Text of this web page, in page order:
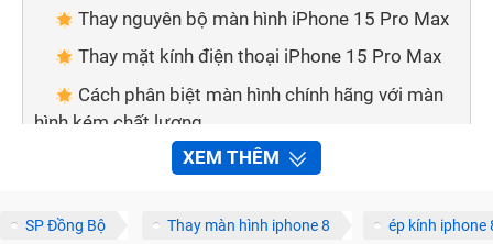
Thay nguyên bộ màn hình iPhone 15 Pro Max
Thay mặt kính điện thoại iPhone 15 Pro Max
Cách phân biệt màn hình chính hãng với màn
hình kém chất lượng
Mẹo nhỏ giúp bạn phân biệt 2 loại màn hình:
không?
XEM THÊM
SP Đồng Bộ Thay màn hình iphone 8 ép kính iphone